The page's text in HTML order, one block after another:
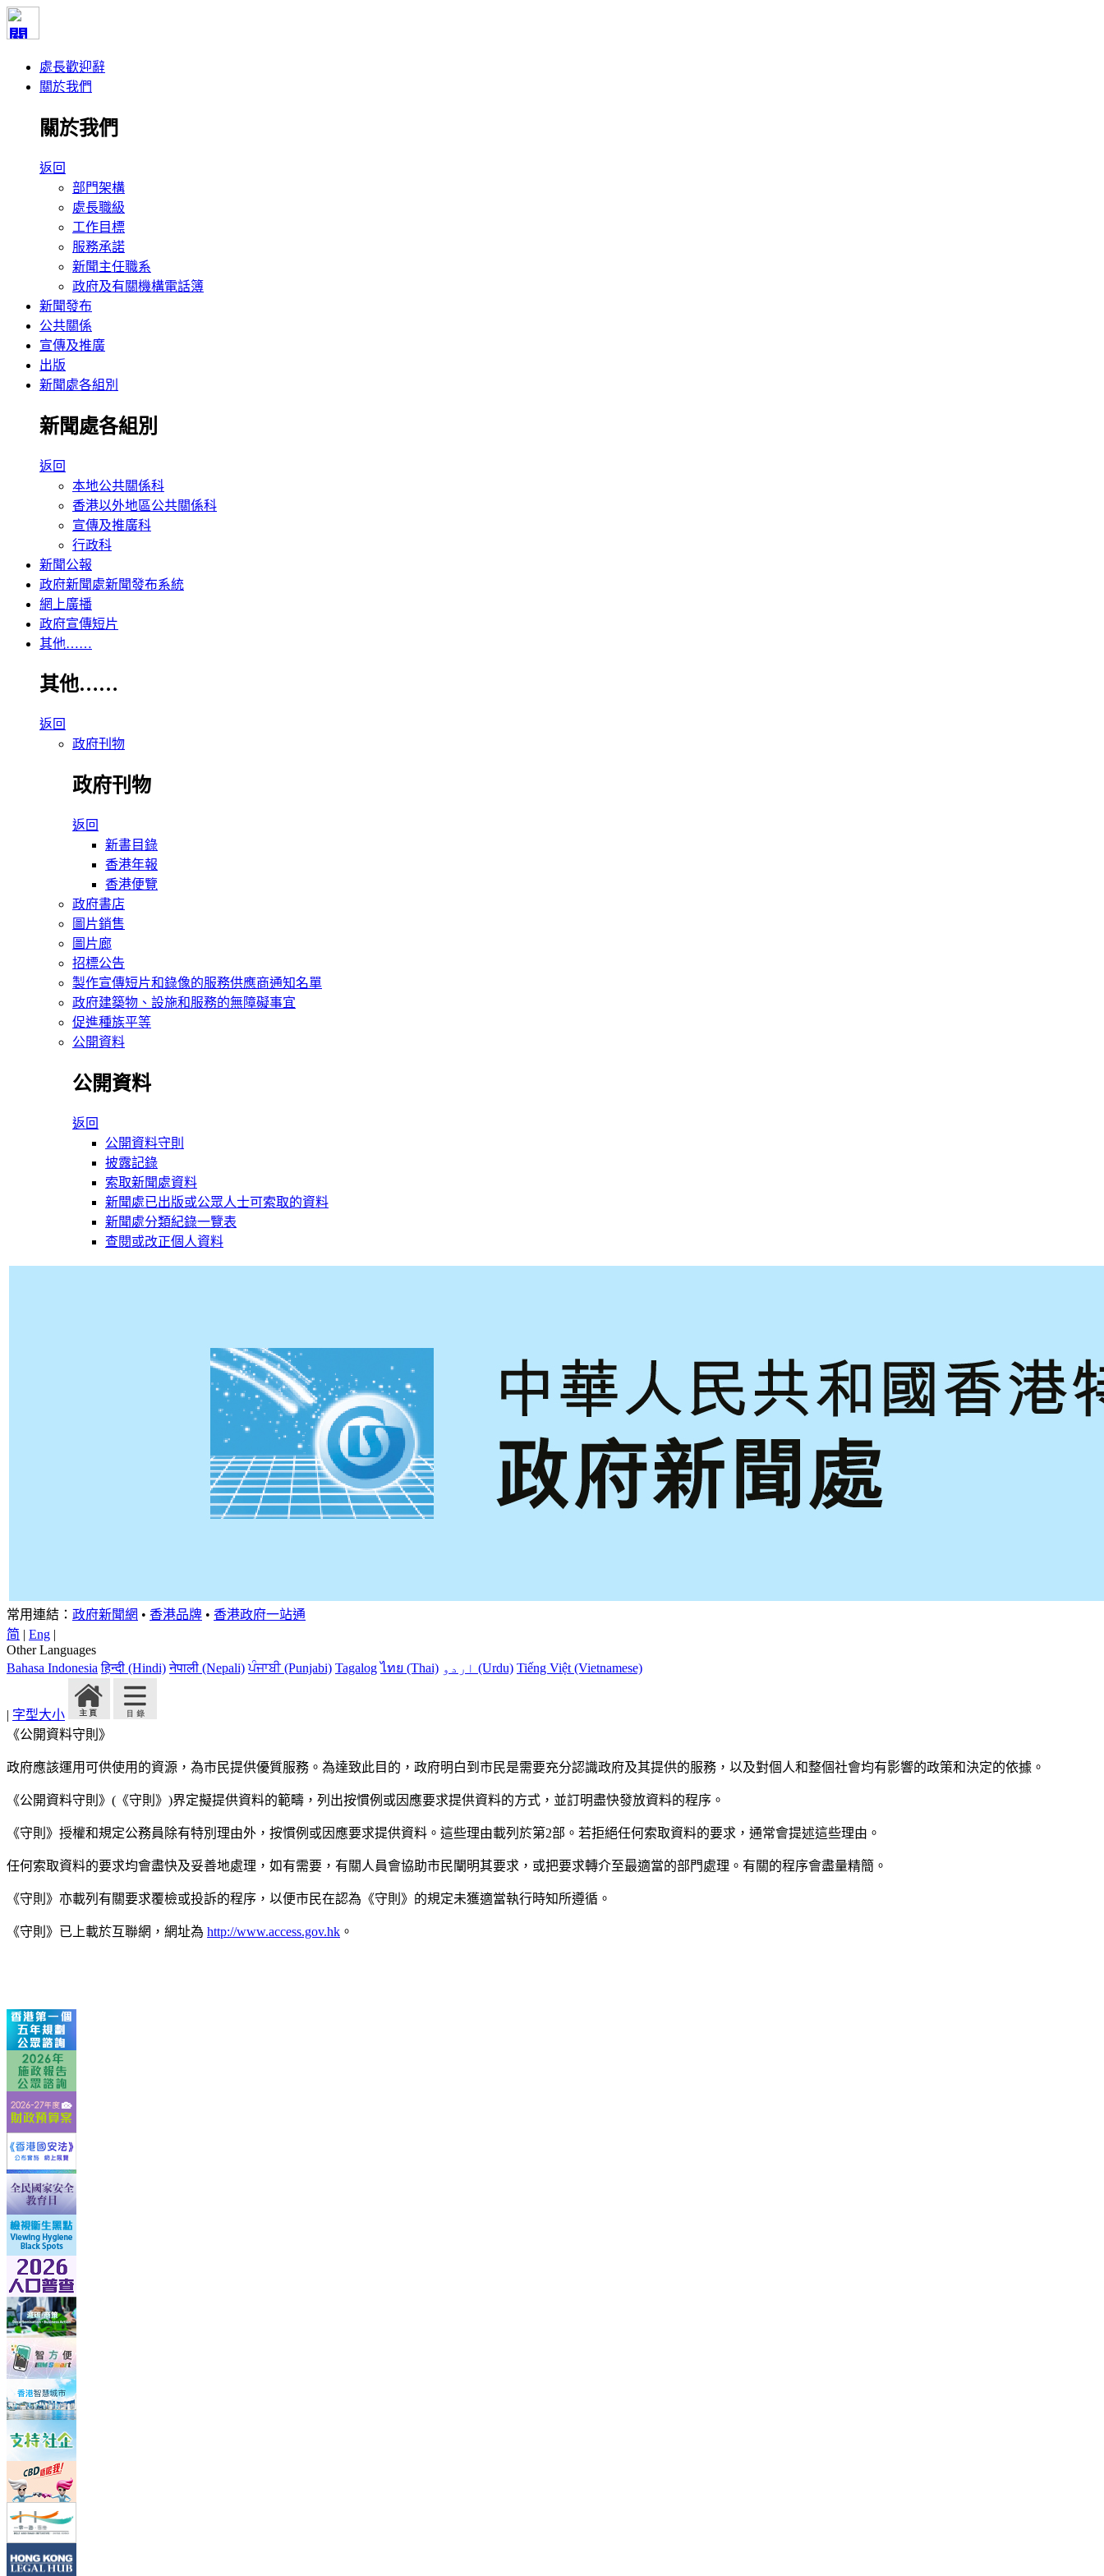
處長歡迎辭
關於我們
關於我們
返回
部門架構
處長職級
工作目標
服務承諾
新聞主任職系
政府及有關機構電話簿
新聞發布
公共關係
宣傳及推廣
出版
新聞處各組別
新聞處各組別
返回
本地公共關係科
香港以外地區公共關係科
宣傳及推廣科
行政科
新聞公報
政府新聞處新聞發布系統
網上廣播
政府宣傳短片
其他……
其他……
返回
政府刊物
政府刊物
返回
新書目錄
香港年報
香港便覽
政府書店
圖片銷售
圖片廊
招標公告
製作宣傳短片和錄像的服務供應商通知名單
政府建築物、設施和服務的無障礙事宜
促進種族平等
公開資料
公開資料
返回
公開資料守則
披露記錄
索取新聞處資料
新聞處已出版或公眾人士可索取的資料
新聞處分類紀錄一覽表
查閱或改正個人資料
常用連結： 政府新聞網 • 香港品牌 • 香港政府一站通
简 | Eng |
Other Languages
Bahasa Indonesia हिन्दी (Hindi) नेपाली (Nepali) ਪੰਜਾਬੀ (Punjabi) Tagalog ไทย (Thai) اردو (Urdu) Tiếng Việt (Vietnamese)
| 字型大小
《公開資料守則》
政府應該運用可供使用的資源，為市民提供優質服務。為達致此目的，政府明白到市民是需要充分認識政府及其提供的服務，以及對個人和整個社會均有影響的政策和決定的依據。
《公開資料守則》(《守則》)界定擬提供資料的範疇，列出按慣例或因應要求提供資料的方式，並訂明盡快發放資料的程序。
《守則》授權和規定公務員除有特別理由外，按慣例或因應要求提供資料。這些理由載列於第2部。若拒絕任何索取資料的要求，通常會提述這些理由。
任何索取資料的要求均會盡快及妥善地處理，如有需要，有關人員會協助市民闡明其要求，或把要求轉介至最適當的部門處理。有關的程序會盡量精簡。
《守則》亦載列有關要求覆檢或投訴的程序，以便市民在認為《守則》的規定未獲適當執行時知所遵循。
《守則》已上載於互聯網，網址為 http://www.access.gov.hk 。